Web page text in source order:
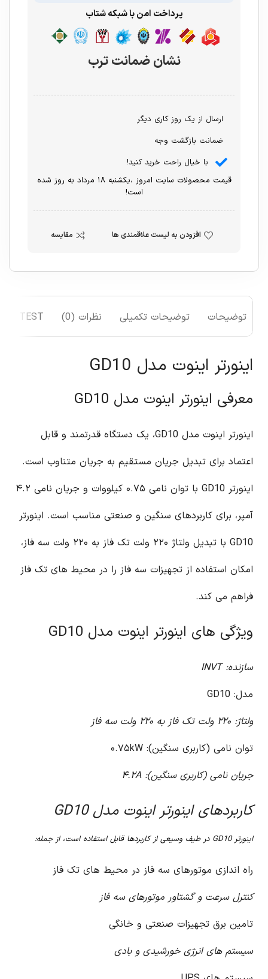
پرداخت امن با شبکه شتاب
نشان ضمانت ترب
ارسال از یک روز کاری دیگر
ضمانت بازگشت وجه
با خیال راحت خرید کنید!
قیمت محصولات سایت امروز ،یکشنبه ۱۸ مرداد به روز شده
است!
افزودن به لیست علاقمندی ها مقایسه
توضیحات توضیحات تکمیلی نظرات (0) TEST
اینورتر اینوت مدل GD10
معرفی اینورتر اینوت مدل GD10
اینورتر اینوت مدل GD10، یک دستگاه قدرتمند و قابل
اعتماد برای تبدیل جریان مستقیم به جریان متناوب است.
اینورتر GD10 با توان نامی ۰.۷۵ کیلووات و جریان نامی ۴.۲
آمپر، برای کاربردهای سنگین و صنعتی مناسب است. اینورتر
GD10 با تبدیل ولتاژ ۲۲۰ ولت تک فاز به ۲۲۰ ولت سه فاز،
امکان استفاده از تجهیزات سه فاز را در محیط های تک فاز
فراهم می کند.
ویژگی های اینورتر اینوت مدل GD10
سازنده: INVT
مدل: GD10
ولتاژ: ۲۲۰ ولت تک فاز به ۲۲۰ ولت سه فاز
توان نامی (کاربری سنگین): ۰.۷۵kW
جریان نامی (کاربری سنگین): ۴.۲A
کاربردهای اینورتر اینوت مدل GD10
اینورتر GD10 در طیف وسیعی از کاربردها قابل استفاده است، از جمله:
راه اندازی موتورهای سه فاز در محیط های تک فاز
کنترل سرعت و گشتاور موتورهای سه فاز
تامین برق تجهیزات صنعتی و خانگی
سیستم های انرژی خورشیدی و بادی